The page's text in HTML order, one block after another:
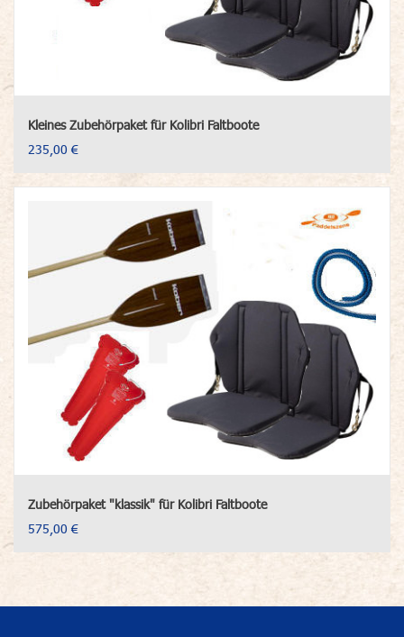
Kleines Zubehörpaket für Kolibri Faltboote
235,00 €
Zubehörpaket "klassik" für Kolibri Faltboote
575,00 €